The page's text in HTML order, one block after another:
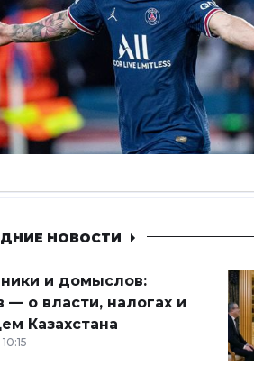
НОВОСТИ
и домыслов:
— о власти, налогах и
Казахстана